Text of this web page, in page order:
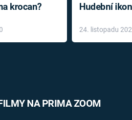
krocan?
Hudební
léky
24. listopadu
NA PRIMA ZOOM